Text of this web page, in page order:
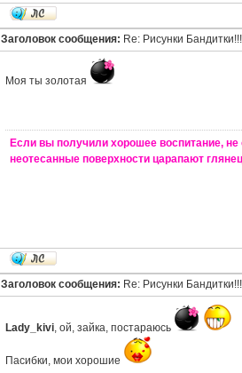
Заголовок сообщения: Re: Рисунки
Моя ты золотая
Если вы получили хорошее воспитание,
неотесанные поверхности царапают
Заголовок сообщения: Re: Рисунки
Lady_kivi, ой, зайка, постараюсь
Пасибки, мои хорошие